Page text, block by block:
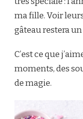
ma fille. Voir
gâteau restera
C’est ce que
moments, des
de magie.